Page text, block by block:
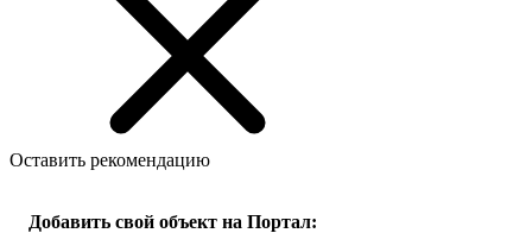
Оставить рекомендацию
Добавить свой объект на Портал: